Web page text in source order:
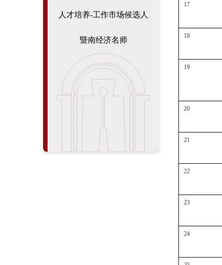
人才培养-工作市场候选人
暨南经济名师
17
18
19
20
21
22
23
24